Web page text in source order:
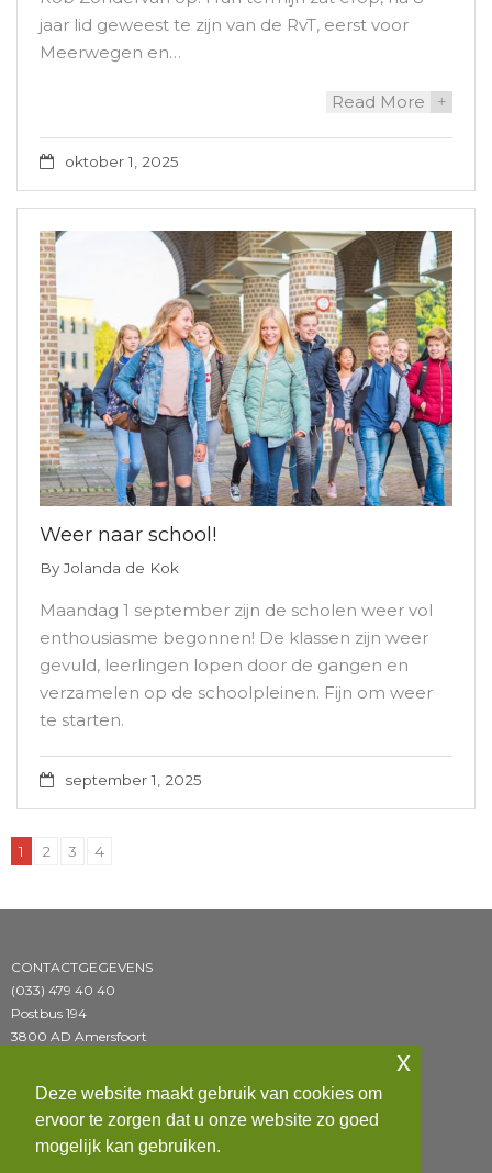
jaar lid geweest te zijn van de RvT, eerst voor
Meerwegen en…
Read More +
oktober 1, 2025
Weer naar school!
By Jolanda de Kok
Maandag 1 september zijn de scholen weer vol
enthousiasme begonnen! De klassen zijn weer
gevuld, leerlingen lopen door de gangen en
verzamelen op de schoolpleinen. Fijn om weer
te starten.
september 1, 2025
1 2 3 4
CONTACTGEGEVENS
(033) 479 40 40
Postbus 194
3800 AD Amersfoort
J.P. Sweelinckstraat 4
3816 PB Amersfoort
Deze website maakt gebruik van cookies om
ervoor te zorgen dat u onze website zo goed
mogelijk kan gebruiken.
x